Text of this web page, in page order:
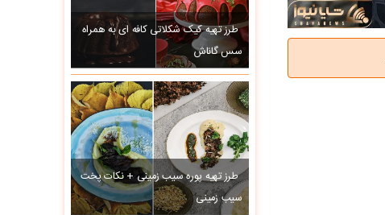
طرز تهیه کیک شکلاتی کافه ای به همراه
سس گاناش
طرز تهیه پوره سیب زمینی + نکات پخت
سیب زمینی